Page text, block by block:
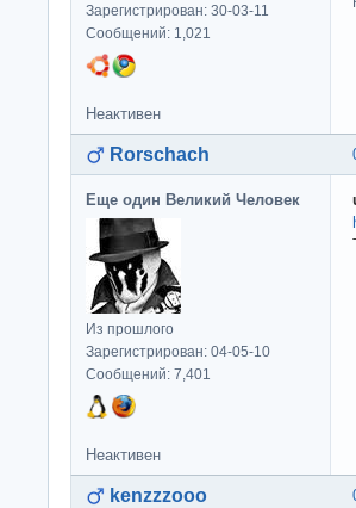
Зарегистрирован: 30-03-11
Сообщений: 1,021
Неактивен
Rorschach
Еще один Великий Человек
Из прошлого
Зарегистрирован: 04-05-10
Сообщений: 7,401
Неактивен
kenzzzooo